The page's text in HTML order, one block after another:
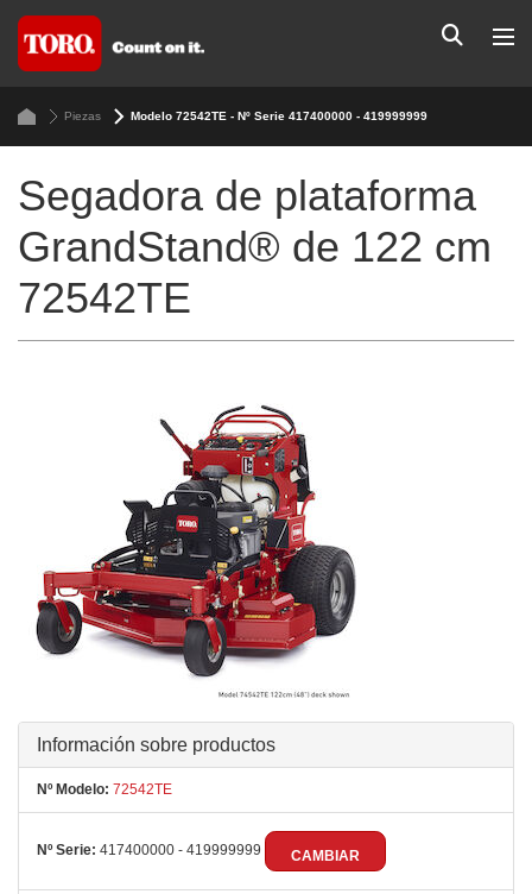
Piezas Modelo 72542TE - Nº Serie 417400000 - 419999999
Segadora de plataforma
GrandStand® de 122 cm
72542TE
Información sobre productos
Nº Modelo: 72542TE
Nº Serie: 417400000 - 419999999 CAMBIAR